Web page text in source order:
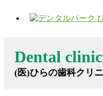
Dental
(医)ひらの歯科クリ